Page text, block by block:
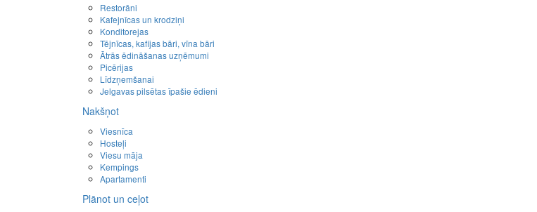
Restorāni
Kafejnīcas un krodziņi
Konditorejas
Tējnīcas, kafijas bāri, vīna bāri
Ātrās ēdināšanas uzņēmumi
Picērijas
Līdzņemšanai
Jelgavas pilsētas īpašie ēdieni
Nakšņot
Viesnīca
Hosteļi
Viesu māja
Kempings
Apartamenti
Plānot un ceļot